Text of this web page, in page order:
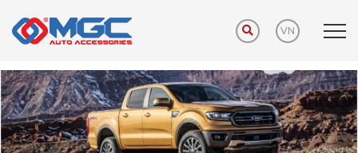
VN
Trang chủ Sản phẩm Nắp thùng Ranger